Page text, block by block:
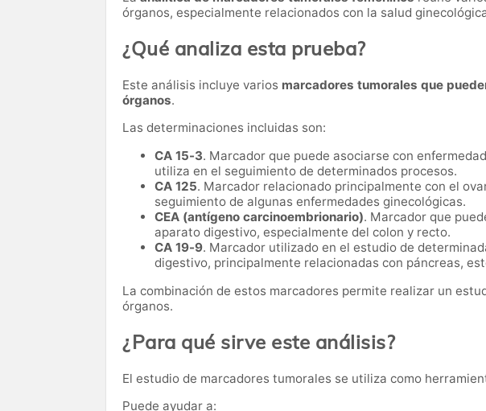
órganos, especialmente relacionados con la salud
¿Qué analiza esta prueba?
Este análisis incluye varios marcadores tumorales que
órganos.
Las determinaciones incluidas son:
CA 15-3. Marcador que puede asociarse con
utiliza en el seguimiento de determinados procesos.
CA 125. Marcador relacionado principalmente con el
seguimiento de algunas enfermedades ginecológicas.
CEA (antígeno carcinoembrionario). Marcador que
aparato digestivo, especialmente del colon y recto.
CA 19-9. Marcador utilizado en el estudio de
digestivo, principalmente relacionadas con páncreas,
La combinación de estos marcadores permite realizar un
órganos.
¿Para qué sirve este análisis?
El estudio de marcadores tumorales se utiliza como
Puede ayudar a: